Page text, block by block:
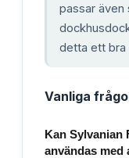
passar även
detta ett bra
Vanliga
Kan Sylvanian
användas med